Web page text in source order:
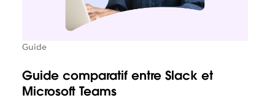
Guide
Guide comparatif entre Slack et
Microsoft Teams